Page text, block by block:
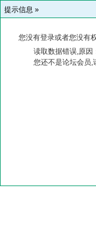
提示信息 »
您没有登录或者您没有
读取数据错误,原因
您还不是论坛会员,